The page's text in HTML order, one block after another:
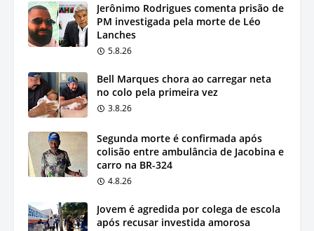
Jerônimo Rodrigues comenta prisão de
PM investigada pela morte de Léo
Lanches
5.8.26
Bell Marques chora ao carregar neta
no colo pela primeira vez
3.8.26
Segunda morte é confirmada após
colisão entre ambulância de Jacobina e
carro na BR-324
4.8.26
Jovem é agredida por colega de escola
após recusar investida amorosa